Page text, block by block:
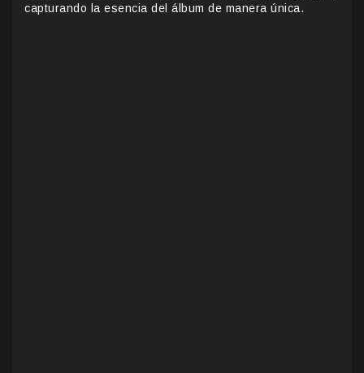
capturando la esencia del álbum de manera única.